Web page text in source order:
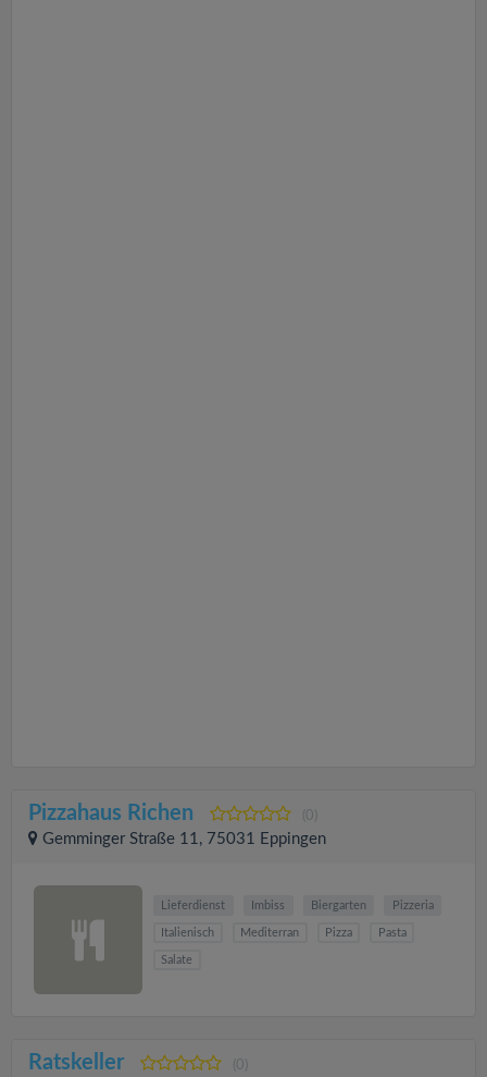
Pizzahaus Richen (0)
Gemminger Straße 11, 75031 Eppingen
Lieferdienst Imbiss Biergarten Pizzeria
Italienisch Mediterran Pizza Pasta
Salate
Ratskeller (0)